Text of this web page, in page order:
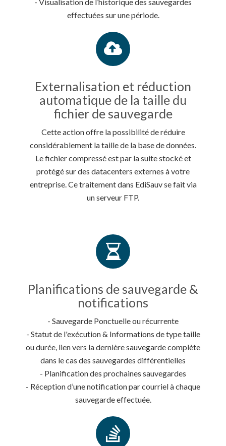
effectuées sur une période.
Externalisation et réduction
automatique de la taille du
fichier de sauvegarde
Cette action offre la possibilité de réduire
considérablement la taille de la base de données.
Le fichier compressé est par la suite stocké et
protégé sur des datacenters externes à votre
entreprise. Ce traitement dans EdiSauv se fait via
un serveur FTP.
Planifications de sauvegarde &
notifications
- Sauvegarde Ponctuelle ou récurrente
- Statut de l'exécution & Informations de type taille
ou durée, lien vers la dernière sauvegarde complète
dans le cas des sauvegardes différentielles
- Planification des prochaines sauvegardes
- Réception d’une notification par courriel à chaque
sauvegarde effectuée.